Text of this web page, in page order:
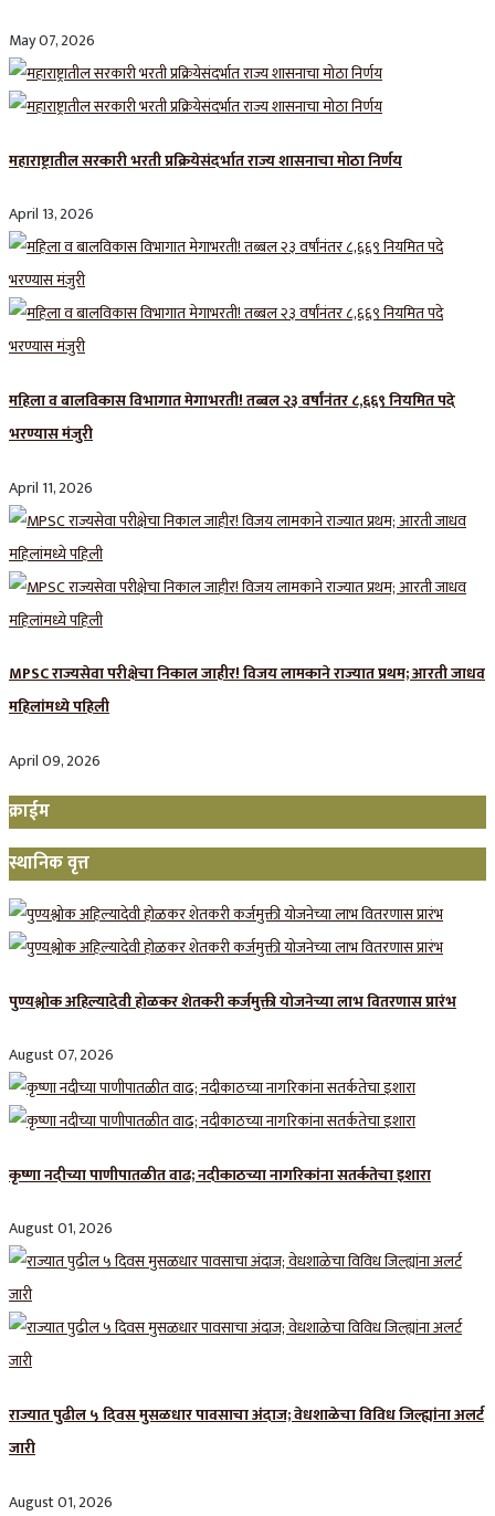
May 07, 2026
महाराष्ट्रातील सरकारी भरती प्रक्रियेसंदर्भात राज्य शासनाचा मोठा निर्णय
April 13, 2026
महिला व बालविकास विभागात मेगाभरती! तब्बल २३ वर्षांनंतर ८,६६९ नियमित पदे
भरण्यास मंजुरी
April 11, 2026
MPSC राज्यसेवा परीक्षेचा निकाल जाहीर! विजय लामकाने राज्यात प्रथम; आरती जाधव
महिलांमध्ये पहिली
April 09, 2026
क्राईम
स्थानिक वृत्त
पुण्यश्लोक अहिल्यादेवी होळकर शेतकरी कर्जमुक्ती योजनेच्या लाभ वितरणास प्रारंभ
August 07, 2026
कृष्णा नदीच्या पाणीपातळीत वाढ; नदीकाठच्या नागरिकांना सतर्कतेचा इशारा
August 01, 2026
राज्यात पुढील ५ दिवस मुसळधार पावसाचा अंदाज; वेधशाळेचा विविध जिल्ह्यांना अलर्ट
जारी
August 01, 2026